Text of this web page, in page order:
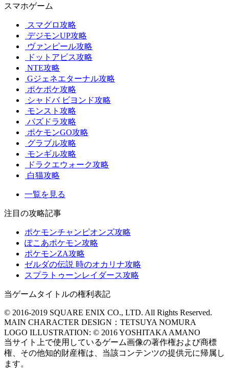
スマホゲーム
スマグロ攻略
デジモンUP攻略
ヴァンピール攻略
ドットアビス攻略
NTE攻略
Gジェネエターナル攻略
ポケポケ攻略
シャドバ ビヨンド攻略
モンスト攻略
パズドラ攻略
ポケモンGO攻略
グラブル攻略
モンギル攻略
ドラクエウォーク攻略
白猫攻略
一覧を見る
注目の攻略記事
ポケモンチャンピオンズ攻略
ぽこあポケモン攻略
ポケモンZA攻略
ゼルダの伝説 時のオカリナ攻略
スプラトゥーンレイダース攻略
当ゲームタイトルの権利表記
© 2016-2019 SQUARE ENIX CO., LTD. All Rights Reserved.
MAIN CHARACTER DESIGN：TETSUYA NOMURA
LOGO ILLUSTRATION: © 2016 YOSHITAKA AMANO
当サイト上で使用しているゲーム画像の著作権および商標
権、その他知的財産権は、当該コンテンツの提供元に帰属し
ます。